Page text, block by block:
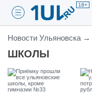
18+
Новости Ульяновска →
ШКОЛЫ